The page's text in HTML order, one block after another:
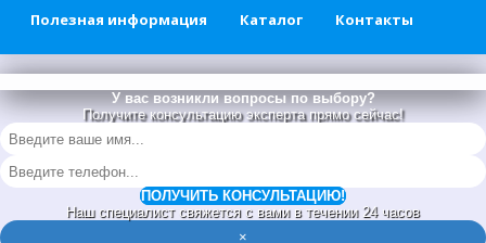
Полезная информация Каталог Контакты
У вас возникли вопросы по выбору?
Получите консультацию эксперта прямо сейчас!
ПОЛУЧИТЬ КОНСУЛЬТАЦИЮ!
Наш специалист свяжется с вами в течении 24 часов
×